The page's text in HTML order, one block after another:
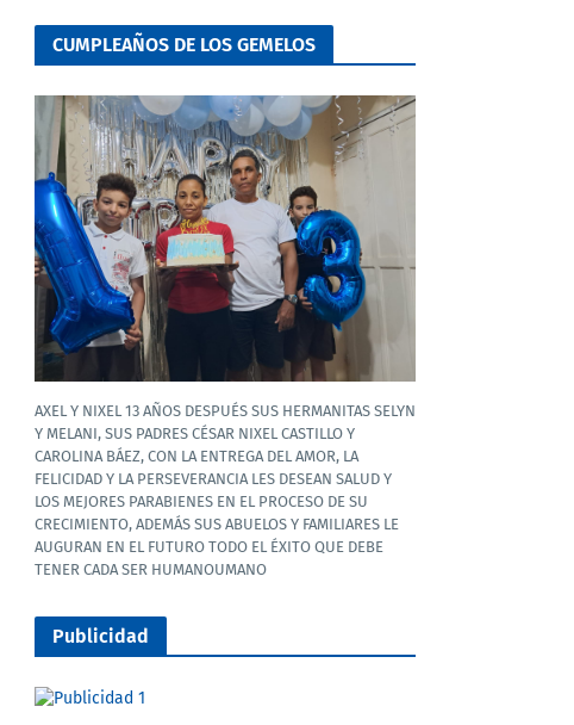
CUMPLEAÑOS DE LOS GEMELOS
AXEL Y NIXEL 13 AÑOS DESPUÉS SUS HERMANITAS SELYN
Y MELANI, SUS PADRES CÉSAR NIXEL CASTILLO Y
CAROLINA BÁEZ, CON LA ENTREGA DEL AMOR, LA
FELICIDAD Y LA PERSEVERANCIA LES DESEAN SALUD Y
LOS MEJORES PARABIENES EN EL PROCESO DE SU
CRECIMIENTO, ADEMÁS SUS ABUELOS Y FAMILIARES LE
AUGURAN EN EL FUTURO TODO EL ÉXITO QUE DEBE
TENER CADA SER HUMANOUMANO
Publicidad